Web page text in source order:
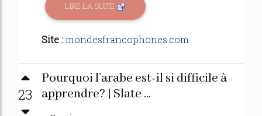
LIRE LA SUITE
Site :mondesfrancophones.com
23
Pourquoi l’arabe est-il si difficile à
apprendre? | Slate ...